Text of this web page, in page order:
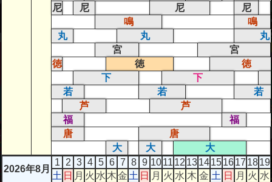
尼
尼 尼
尼
鳴
鳴
丸
丸
丸
宮
宮
徳
徳
徳
下
下
若
若
若
芦
芦
福
福
唐
唐
大
大
大
2026年8月
1 2 3 4 5 6 7 8 9 1011 12 1314151617 1819
土 日 月 火 水 木金 土 日 月 火 水 木 金 土 日 月 火 水